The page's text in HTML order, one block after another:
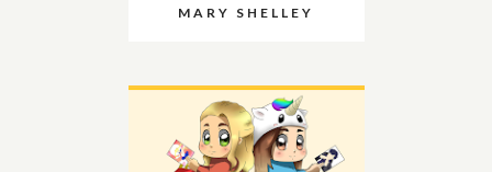
MARY SHELLEY